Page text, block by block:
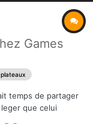
Games
temps de partager
que celui